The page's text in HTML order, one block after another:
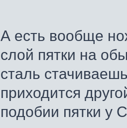
А есть вообще
слой пятки на
сталь
приходится
подобии пятки у